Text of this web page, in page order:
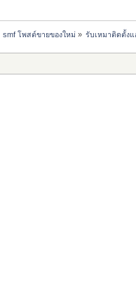
smf โพสต์ขายของใหม่» รับเหมาติดตั้ง